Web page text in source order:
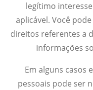
legítimo
aplicável. Você
direitos referentes a
informações
Em alguns casos
pessoais pode ser